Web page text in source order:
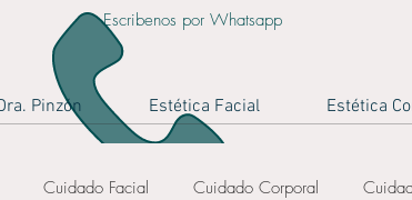
Escribenos por Whatsapp
Pinzón Estética Facial Estética
Cuidado Facial Cuidado Corporal